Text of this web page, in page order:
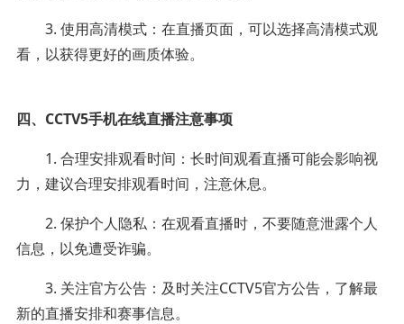
3. 使用高清模式：在直播页面，可以选择高清模式观
看，以获得更好的画质体验。
四、CCTV5手机在线直播注意事项
1. 合理安排观看时间：长时间观看直播可能会影响视
力，建议合理安排观看时间，注意休息。
2. 保护个人隐私：在观看直播时，不要随意泄露个人
信息，以免遭受诈骗。
3. 关注官方公告：及时关注CCTV5官方公告，了解最
新的直播安排和赛事信息。